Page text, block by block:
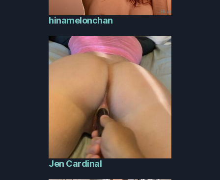
hinamelonchan
Jen Cardinal